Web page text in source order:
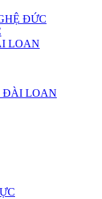
ĐỨC
LOAN
ĐÀI LOAN